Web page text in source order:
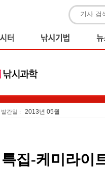
발간일 : 2013년 05월